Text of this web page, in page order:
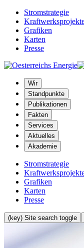
Stromstrategie
Grafiken
Karten
Presse
Wir
Standpunkte
Publikationen
Fakten
Services
Aktuelles
Akademie
Stromstrategie
Grafiken
Karten
Presse
(key) Site search toggle